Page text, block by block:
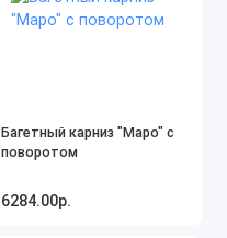
Багетный карниз "Маро" с
поворотом
6284.00р.